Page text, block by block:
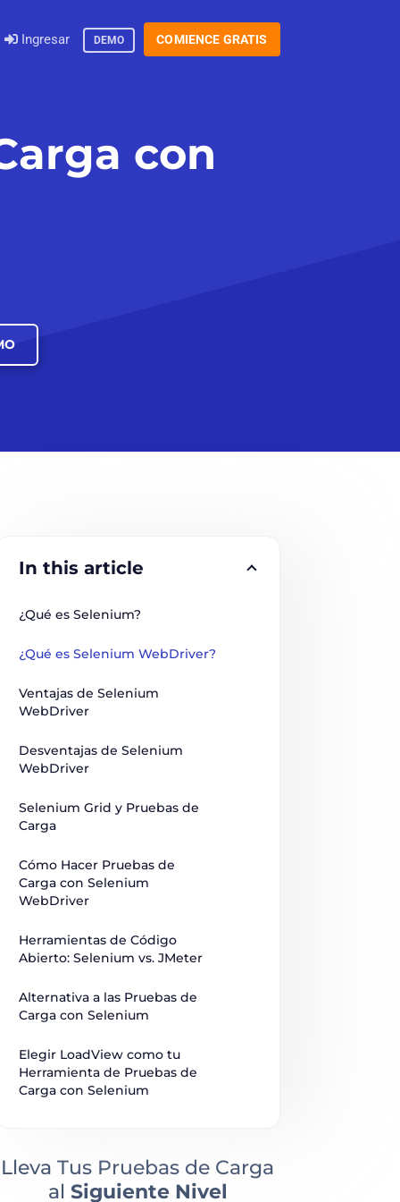
Ingresar DEMO COMIENCE GRATIS
con
In this article
¿Qué es Selenium?
¿Qué es Selenium WebDriver?
Ventajas de Selenium
WebDriver
Desventajas de Selenium
WebDriver
Selenium Grid y Pruebas de
Carga
Cómo Hacer Pruebas de
Carga con Selenium
WebDriver
Herramientas de Código
Abierto: Selenium vs. JMeter
Alternativa a las Pruebas de
Carga con Selenium
Elegir LoadView como tu
Herramienta de Pruebas de
Carga con Selenium
Lleva Tus Pruebas de Carga
al Siguiente Nivel